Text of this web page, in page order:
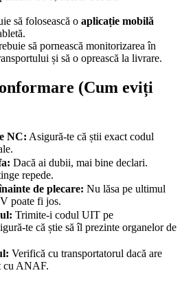
să folosească o aplicație mobilă
să pornească monitorizarea în
și să o oprească la livrare.
(Cum eviți
NC: Asigură-te că știi exact codul
Dacă ai dubii, mai bine declari.
repede.
de plecare: Nu lăsa pe ultimul
poate fi jos.
Trimite-i codul UIT pe
te că știe să îl prezinte organelor de
Verifică cu transportatorul dacă are
cu ANAF.